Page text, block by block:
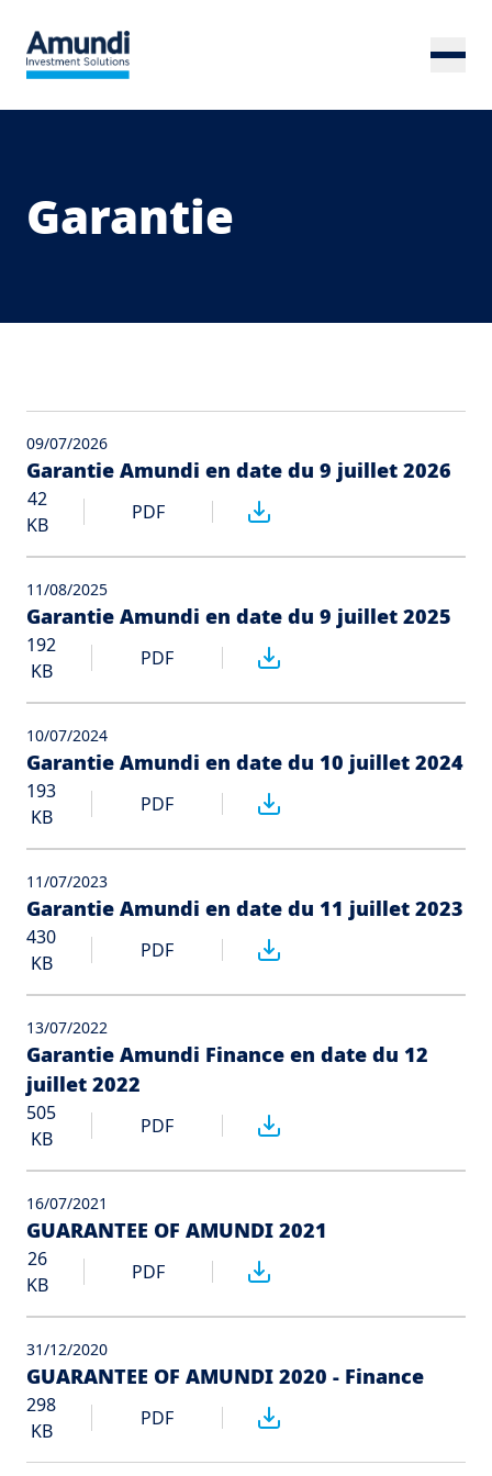
Garantie
09/07/2026
Garantie Amundi en date du 9 juillet 2026
42
KB
PDF
11/08/2025
Garantie Amundi en date du 9 juillet 2025
192
KB
PDF
10/07/2024
Garantie Amundi en date du 10 juillet 2024
193
KB
PDF
11/07/2023
Garantie Amundi en date du 11 juillet 2023
430
KB
PDF
13/07/2022
Garantie Amundi Finance en date du 12
juillet 2022
505
KB
PDF
16/07/2021
GUARANTEE OF AMUNDI 2021
26
KB
PDF
31/12/2020
GUARANTEE OF AMUNDI 2020 - Finance
298
KB
PDF